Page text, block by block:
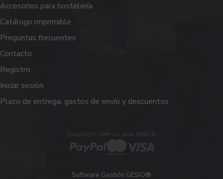
Accesorios para hostelería
Catálogo imprimible
Preguntas frecuentes
Contacto
Registro
Iniciar sesión
Plazo de entrega, gastos de envío y descuentos
1soloUso.com es una marca
Software Gestión GESIO®